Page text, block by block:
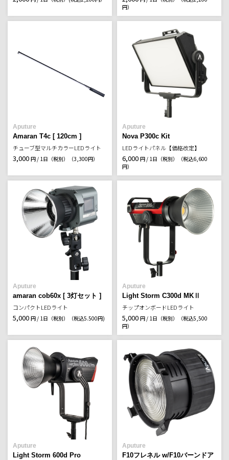
円）
Aputure
Amaran T4c [ 120cm ]
チューブ型マルチカラーLEDライト
3,000 円 / 1日（税別） （3,300円）
Aputure
Nova P300c Kit
LEDライトパネル【価格改定】
6,000 円 / 1日（税別）
（税込6,600
円）
Aputure
amaran cob60x [ 3灯セット ]
コンパクトLEDライト
5,000 円 / 1日（税別） （税込5.500円)
Aputure
Light Storm C300d MKⅡ
チップオンボードLEDライト
5,000 円 / 1日（税別）
（税込5,500
円）
Aputure
Light Storm 600d Pro
Aputure
F10フレネル w/F10バーンドア